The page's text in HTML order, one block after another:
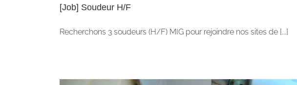
[Job] Soudeur H/F
Recherchons 3 soudeurs (H/F) MIG pour rejoindre nos sites de [...]